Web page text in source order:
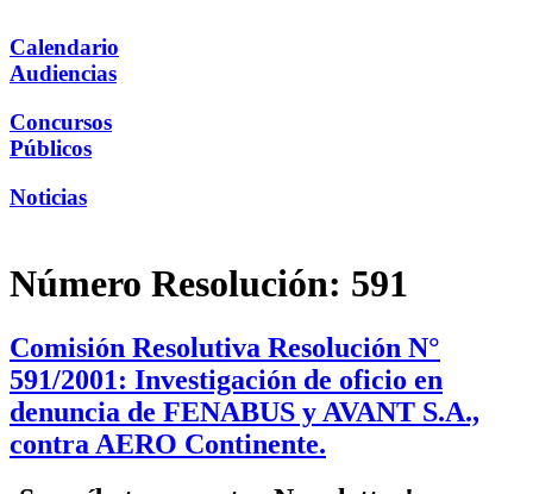
Calendario
Audiencias
Concursos
Públicos
Noticias
Número Resolución: 591
Comisión Resolutiva Resolución N°
591/2001: Investigación de oficio en
denuncia de FENABUS y AVANT S.A.,
contra AERO Continente.